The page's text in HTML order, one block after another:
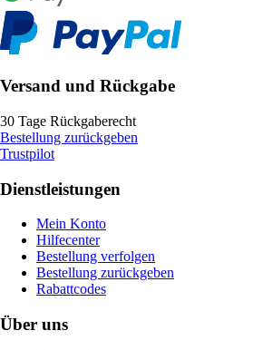
Versand und Rückgabe
30 Tage Rückgaberecht
Bestellung zurückgeben
Trustpilot
Dienstleistungen
Mein Konto
Hilfecenter
Bestellung verfolgen
Bestellung zurückgeben
Rabattcodes
Über uns